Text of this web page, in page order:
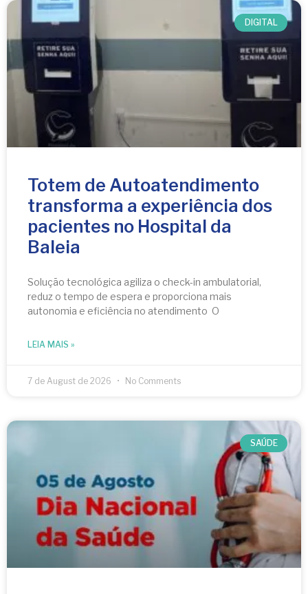
DIGITAL
Totem de Autoatendimento
transforma a experiência dos
pacientes no Hospital da
Baleia
Solução tecnológica agiliza o check-in ambulatorial,
reduz o tempo de espera e proporciona mais
autonomia e eficiência no atendimento O
LEIA MAIS »
7 de August de 2026 No Comments
SAÚDE